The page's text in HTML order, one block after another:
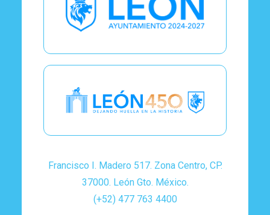
Francisco I. Madero 517. Zona Centro, CP.
37000. León Gto. México.
(+52) 477 763 4400